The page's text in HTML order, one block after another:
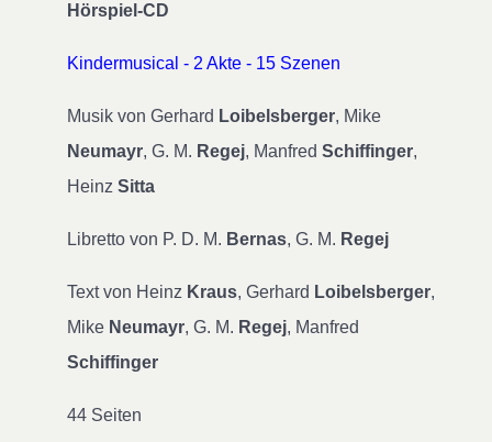
Hörspiel-CD
Kindermusical - 2 Akte - 15 Szenen
Musik von Gerhard Loibelsberger, Mike
Neumayr, G. M. Regej, Manfred Schiffinger,
Heinz Sitta
Libretto von P. D. M. Bernas, G. M. Regej
Text von Heinz Kraus, Gerhard Loibelsberger,
Mike Neumayr, G. M. Regej, Manfred
Schiffinger
44 Seiten